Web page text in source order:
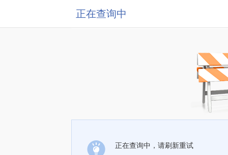
正在查询中
正在查询中，请刷新重试